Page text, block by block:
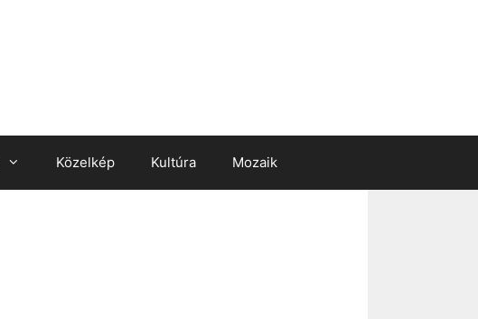
Közelkép Kultúra Mozaik